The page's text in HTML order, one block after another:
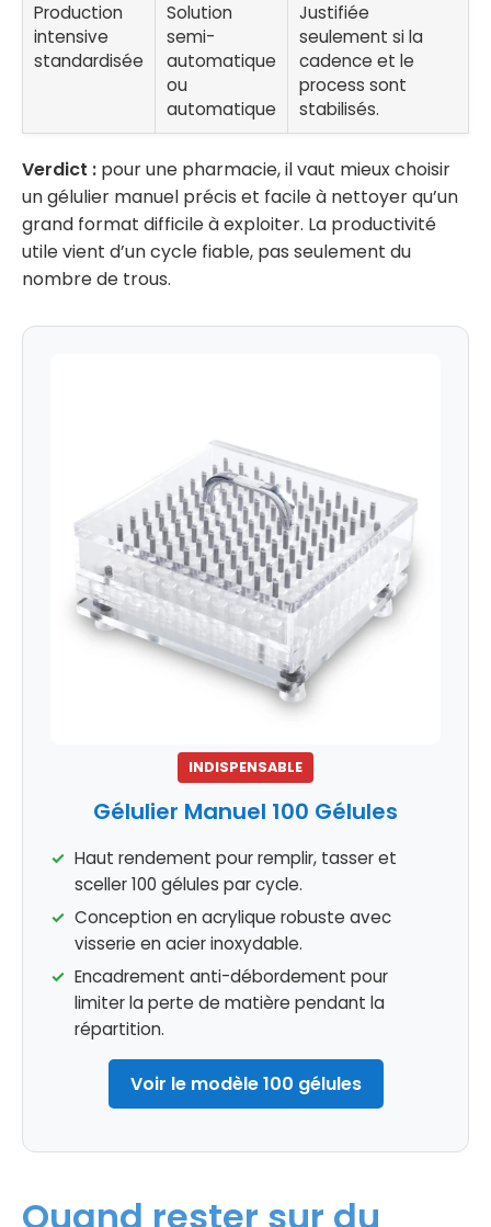
Production
intensive
standardisée
Solution
semi-
automatique
ou
automatique
Justifiée
seulement si la
cadence et le
process sont
stabilisés.
Verdict : pour une pharmacie, il vaut mieux choisir
un gélulier manuel précis et facile à nettoyer qu’un
grand format difficile à exploiter. La productivité
utile vient d’un cycle fiable, pas seulement du
nombre de trous.
INDISPENSABLE
Gélulier Manuel 100 Gélules
Haut rendement pour remplir, tasser et
sceller 100 gélules par cycle.
Conception en acrylique robuste avec
visserie en acier inoxydable.
Encadrement anti-débordement pour
limiter la perte de matière pendant la
répartition.
Voir le modèle 100 gélules
Quand rester sur du